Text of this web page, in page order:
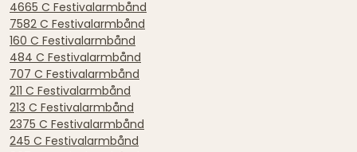
4665 C Festivalarmbånd
7582 C Festivalarmbånd
160 C Festivalarmbånd
484 C Festivalarmbånd
707 C Festivalarmbånd
211 C Festivalarmbånd
213 C Festivalarmbånd
2375 C Festivalarmbånd
245 C Festivalarmbånd